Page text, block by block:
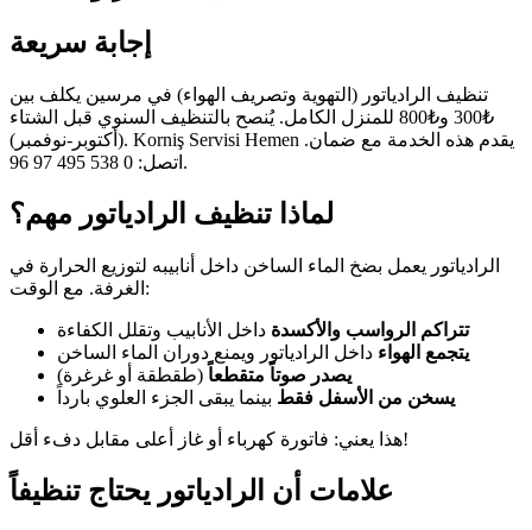
إجابة سريعة
تنظيف الرادياتور (التهوية وتصريف الهواء) في مرسين يكلف بين
₺300 و₺800 للمنزل الكامل. يُنصح بالتنظيف السنوي قبل الشتاء
(أكتوبر-نوفمبر). Korniş Servisi Hemen يقدم هذه الخدمة مع ضمان.
اتصل: 0 538 495 97 96.
لماذا تنظيف الرادياتور مهم؟
الرادياتور يعمل بضخ الماء الساخن داخل أنابيبه لتوزيع الحرارة في
الغرفة. مع الوقت:
تتراكم الرواسب والأكسدة داخل الأنابيب وتقلل الكفاءة
يتجمع الهواء داخل الرادياتور ويمنع دوران الماء الساخن
يصدر صوتاً متقطعاً (طقطقة أو غرغرة)
يسخن من الأسفل فقط بينما يبقى الجزء العلوي بارداً
هذا يعني: فاتورة كهرباء أو غاز أعلى مقابل دفء أقل!
علامات أن الرادياتور يحتاج تنظيفاً